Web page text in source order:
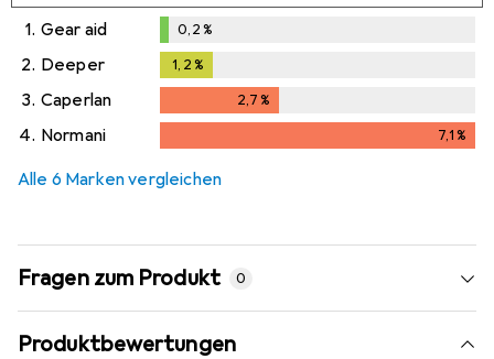
1. Gear aid 0,2%
2. Deeper 1,2 %
3. Caperlan 2,7%
4. Normani 7,1%
Alle 6 Marken vergleichen
Fragen zum Produkt 0
Produktbewertungen